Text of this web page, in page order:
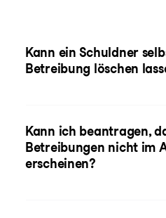
Kann ein Schuldner
Betreibung löschen
Kann ich beantragen,
Betreibungen nicht im
erscheinen?